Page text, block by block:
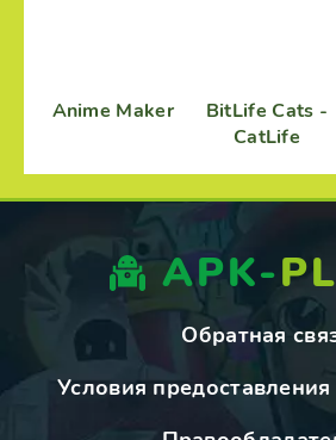
Anime Maker
BitLife Cats -
CatLife
APK-
Обратная
Условия